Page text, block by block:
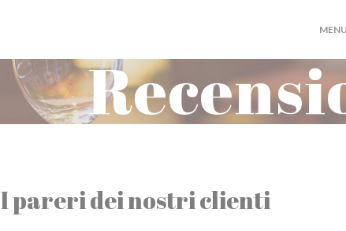
MENU
I pareri dei nostri clienti